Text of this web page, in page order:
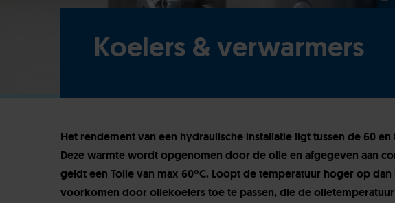
Koelers & verwarmers
Het rendement van een hydraulische installatie ligt tussen de 60
Deze warmte wordt opgenomen door de olie en afgegeven aan
geldt een Tolie van max 60ºC. Loopt de temperatuur hoger op
voorkomen door oliekoelers toe te passen, die de